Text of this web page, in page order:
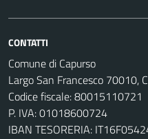
CONTATTI
Comune di Capurso
Largo San Francesco 70010,
Codice fiscale: 80015110721
P. IVA: 01018600724
IBAN TESORERIA: